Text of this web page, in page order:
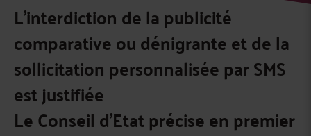
L’interdiction de la publicité
comparative ou dénigrante et de la
sollicitation personnalisée par SMS
est justifiée
Le Conseil d’Etat précise en premier